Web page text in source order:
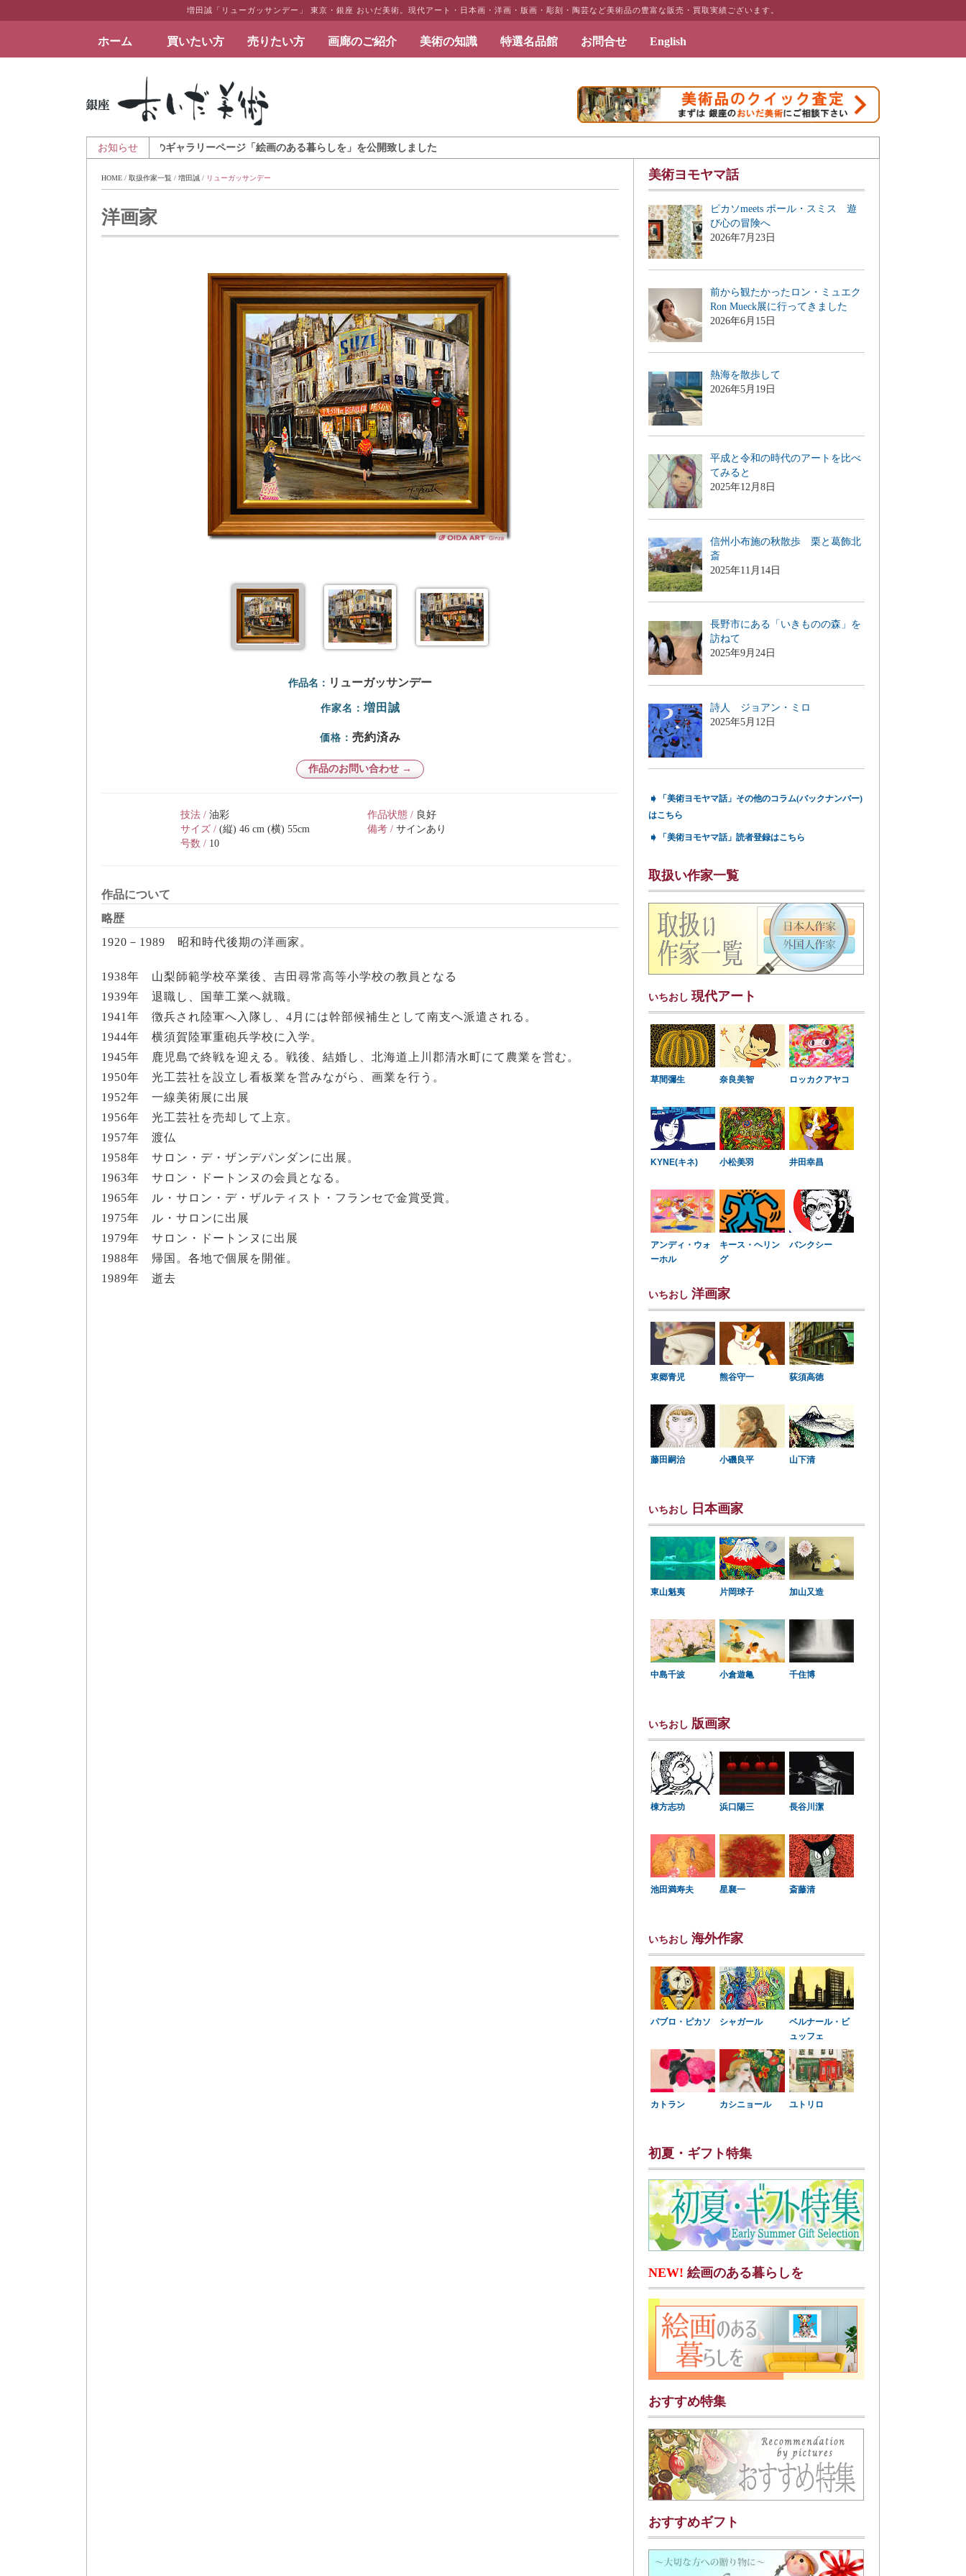
増田誠「リューガッサンデー」 東京・銀座 おいだ美術。現代アート・日本画・洋画・版画・彫刻・陶芸など美術品の豊富な販売・買取実績ございます。
ホーム 買いたい方 売りたい方 画廊のご紹介 美術の知識 特選名品館 お問合せ English
絵画など美術品の販売と買取 | 東京・銀座 おいだ美術
お知らせ
- アートとインテリアのギャラリーページ「絵画のある暮らしを」を公開致しました
HOME / 取扱作家一覧 / 増田誠 / リューガッサンデー
洋画家
作品名： リューガッサンデー
作家名： 増田誠
価格： 売約済み
作品のお問い合わせ →
技法 / 油彩
サイズ / (縦) 46 cm (横) 55cm
号数 / 10
作品状態 / 良好
備考 / サインあり
作品について
略歴
1920－1989 昭和時代後期の洋画家。
1938年 山梨師範学校卒業後、吉田尋常高等小学校の教員となる
1939年 退職し、国華工業へ就職。
1941年 徴兵され陸軍へ入隊し、4月には幹部候補生として南支へ派遣される。
1944年 横須賀陸軍重砲兵学校に入学。
1945年 鹿児島で終戦を迎える。戦後、結婚し、北海道上川郡清水町にて農業を営む。
1950年 光工芸社を設立し看板業を営みながら、画業を行う。
1952年 一線美術展に出展
1956年 光工芸社を売却して上京。
1957年 渡仏
1958年 サロン・デ・ザンデパンダンに出展。
1963年 サロン・ドートンヌの会員となる。
1965年 ル・サロン・デ・ザルティスト・フランセで金賞受賞。
1975年 ル・サロンに出展
1979年 サロン・ドートンヌに出展
1988年 帰国。各地で個展を開催。
1989年 逝去
美術ヨモヤマ話
ピカソmeets ポール・スミス 遊
び心の冒険へ
2026年7月23日
前から観たかったロン・ミュエク
Ron Mueck展に行ってきました
2026年6月15日
熱海を散歩して
2026年5月19日
平成と令和の時代のアートを比べ
てみると
2025年12月8日
信州小布施の秋散歩 栗と葛飾北
斎
2025年11月14日
長野市にある「いきものの森」を
訪ねて
2025年9月24日
詩人 ジョアン・ミロ
2025年5月12日
➧
「美術ヨモヤマ話」その他のコラム(バックナンバー)
はこちら
➧ 「美術ヨモヤマ話」読者登録はこちら
取扱い作家一覧
いちおし 現代アート
草間彌生 奈良美智 ロッカクアヤコ
KYNE(キネ) 小松美羽 井田幸昌
アンディ・ウォ
ーホル
キース・ヘリン
グ
バンクシー
いちおし 洋画家
東郷青児 熊谷守一 荻須高徳
藤田嗣治 小磯良平 山下清
いちおし 日本画家
東山魁夷 片岡球子 加山又造
中島千波 小倉遊亀 千住博
いちおし 版画家
棟方志功 浜口陽三 長谷川潔
池田満寿夫 星襄一 斎藤清
いちおし 海外作家
パブロ・ピカソ シャガール
ベルナール・ビ
ュッフェ
カトラン カシニョール ユトリロ
初夏・ギフト特集
NEW! 絵画のある暮らしを
おすすめ特集
おすすめギフト